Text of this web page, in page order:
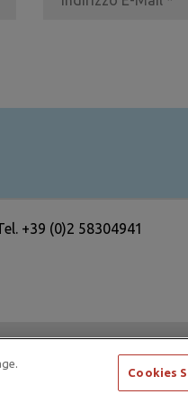
+39 (0)2 58304941
– International Council
Cookies